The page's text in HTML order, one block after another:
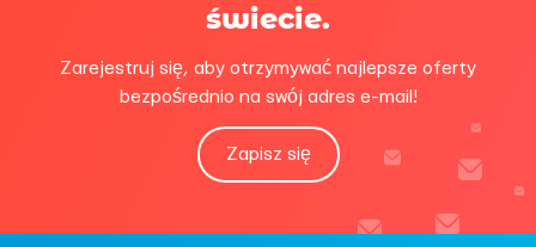
świecie.
Zarejestruj się, aby otrzymywać najlepsze oferty
bezpośrednio na swój adres e-mail!
Zapisz się